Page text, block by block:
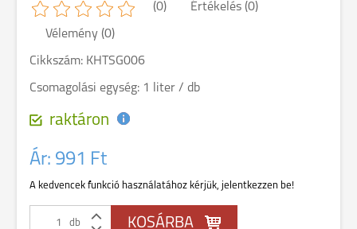
(0) Értékelés (0)
Vélemény (0)
Cikkszám: KHTSG006
Csomagolási egység: 1 liter / db
raktáron
Ár: 991 Ft
A kedvencek funkció használatához kérjük, jelentkezzen be!
db